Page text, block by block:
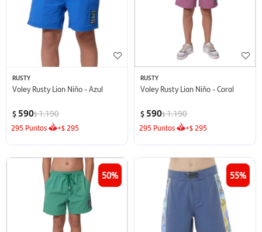
RUSTY
Voley Rusty Lian Niño - Azul
$ 590$1.190
295 Puntos +$ 295
RUSTY
Voley Rusty Lian Niño - Coral
$ 590$1.190
295 Puntos +$ 295
50 55